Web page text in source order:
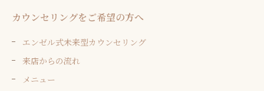
カウンセリングをご希望の方へ
エンゼル式未来型カウンセリング
来店からの流れ
メニュー